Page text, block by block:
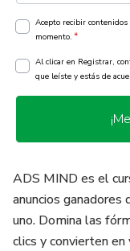
Acepto recibir
momento. *
Al clicar en Registrar,
que leíste y estás de
ADS MIND es el
anuncios ganadores
uno. Domina las
clics y convierten